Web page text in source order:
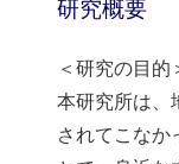
研究概要
＜研究の目的
本研究所は、
されてこなか